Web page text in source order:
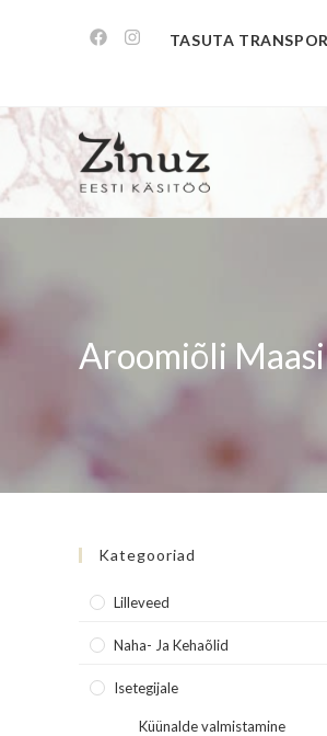
TASUTA
Aroomiõli
Kategooriad
Lilleveed
Naha- Ja Kehaõlid
Isetegijale
Küünalde valmistamine